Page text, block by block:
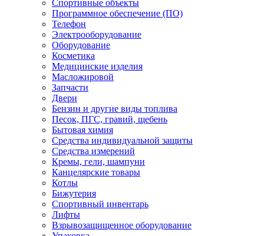
Спортивные объекты
Программное обеспечение (ПО)
Телефон
Электрооборудование
Оборудование
Косметика
Медицинские изделия
Масложировой
Запчасти
Двери
Бензин и другие виды топлива
Песок, ПГС, гравий, щебень
Бытовая химия
Средства индивидуальной защиты
Средства измерений
Кремы, гели, шампуни
Канцелярские товары
Котлы
Бижутерия
Спортивный инвентарь
Лифты
Взрывозащищенное оборудование